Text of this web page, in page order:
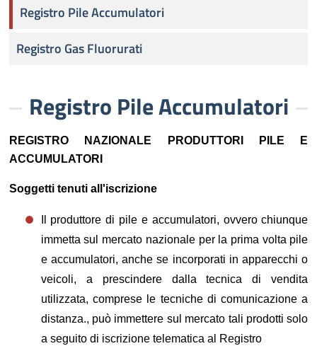
Registro Pile Accumulatori
REGISTRO NAZIONALE PRODUTTORI PILE E
ACCUMULATORI
Soggetti tenuti all'iscrizione
Il produttore di pile e accumulatori, ovvero chiunque
immetta sul mercato nazionale per la prima volta pile
e accumulatori, anche se incorporati in apparecchi o
veicoli, a prescindere dalla tecnica di vendita
utilizzata, comprese le tecniche di comunicazione a
distanza., può immettere sul mercato tali prodotti solo
a seguito di iscrizione telematica al Registro
Registro Pile Accumulatori
Registro Gas Fluorurati